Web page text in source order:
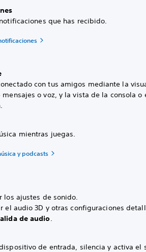
que has recibido.
con tus amigos mediante la
mensajes o voz, y la vista de la consola
mientras juegas.
y podcasts
los ajustes de sonido.
el audio 3D y otras configuraciones
de audio.
de entrada, silencia y activa el